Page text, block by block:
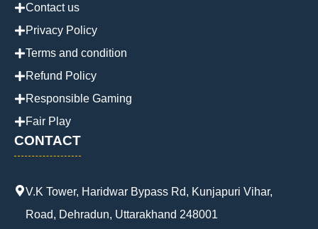
Contact us
Privacy Policy
Terms and condition
Refund Policy
Responsible Gaming
Fair Play
CONTACT
V.K Tower, Haridwar Bypass Rd, Kunjapuri Vihar,
Road, Dehradun, Uttarakhand 248001